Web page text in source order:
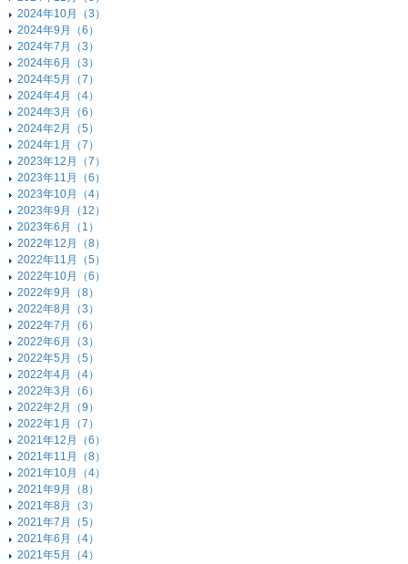
2024年10月（3）
2024年9月（6）
2024年7月（3）
2024年6月（3）
2024年5月（7）
2024年4月（4）
2024年3月（6）
2024年2月（5）
2024年1月（7）
2023年12月（7）
2023年11月（6）
2023年10月（4）
2023年9月（12）
2023年6月（1）
2022年12月（8）
2022年11月（5）
2022年10月（6）
2022年9月（8）
2022年8月（3）
2022年7月（6）
2022年6月（3）
2022年5月（5）
2022年4月（4）
2022年3月（6）
2022年2月（9）
2022年1月（7）
2021年12月（6）
2021年11月（8）
2021年10月（4）
2021年9月（8）
2021年8月（3）
2021年7月（5）
2021年6月（4）
2021年5月（4）